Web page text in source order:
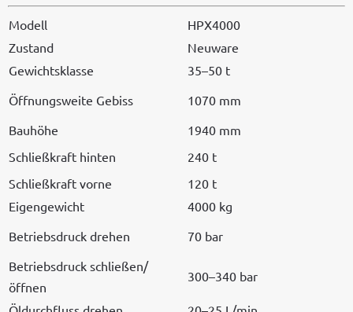
Mod­ell
HPX4000
Zus­tand
Neuware
Gewicht­sklasse
35–50 t
Öff­nungsweite Gebiss
1070 mm
Bauhöhe
1940 mm
Schließkraft hin­ten
240 t
Schließkraft vorne
120 t
Eigengewicht
4000 kg
Betrieb­s­druck drehen
70 bar
Betrieb­s­druck schließen/
öffnen
300–340 bar